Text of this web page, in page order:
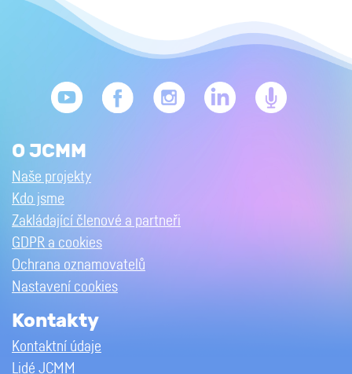
O JCMM
Naše projekty
Kdo jsme
Zakládající členové a partneři
GDPR a cookies
Ochrana oznamovatelů
Nastavení cookies
Kontakty
Kontaktní údaje
Lidé JCMM